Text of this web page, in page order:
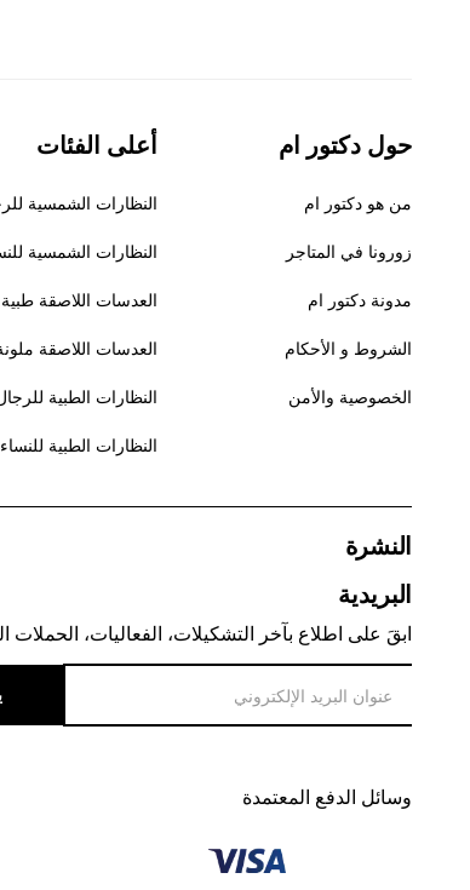
حول دكتور ام
من هو دكتور ام
زورونا في المتاجر
مدونة دكتور ام
الشروط و الأحكام
الخصوصية والأمن
أعلى الفئات
النظارات الشمسية
النظارات الشمسية
العدسات اللاصقة طبية
العدسات اللاصقة
النظارات الطبية
النظارات الطبية للنساء
النشرة
البريدية
ابقَ على اطلاع بآخر التشكيلات، الفعاليات، الحملات
وسائل الدفع المعتمدة